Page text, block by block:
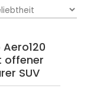
offener
SUV